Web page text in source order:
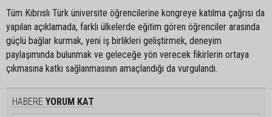
Tüm Kıbrıslı Türk üniversite öğrencilerine kongreye katılma çağrısı da
yapılan açıklamada, farklı ülkelerde eğitim gören öğrenciler arasında
güçlü bağlar kurmak, yeni iş birlikleri geliştirmek, deneyim
paylaşımında bulunmak ve geleceğe yön verecek fikirlerin ortaya
çıkmasına katkı sağlanmasının amaçlandığı da vurgulandı.
HABERE YORUM KAT